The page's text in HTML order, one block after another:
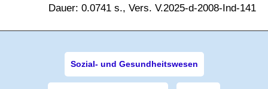
Dauer: 0.0741 s., Vers. V.2025-d-2008-Ind-141
Sozial- und Gesundheitswesen